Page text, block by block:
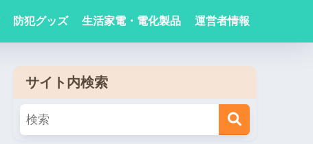
防犯グッズ 生活家電・電化製品 運営者情報
サイト内検索